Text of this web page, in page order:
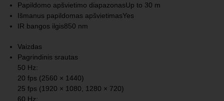
Papildomo apšvietimo diapazonasUp to 30 m
Išmanus papildomas apšvietimasYes
IR bangos ilgis850 nm
Vaizdas
Pagrindinis srautas
50 Hz:
20 fps (2560 × 1440)
25 fps (1920 × 1080, 1280 × 720)
60 Hz: